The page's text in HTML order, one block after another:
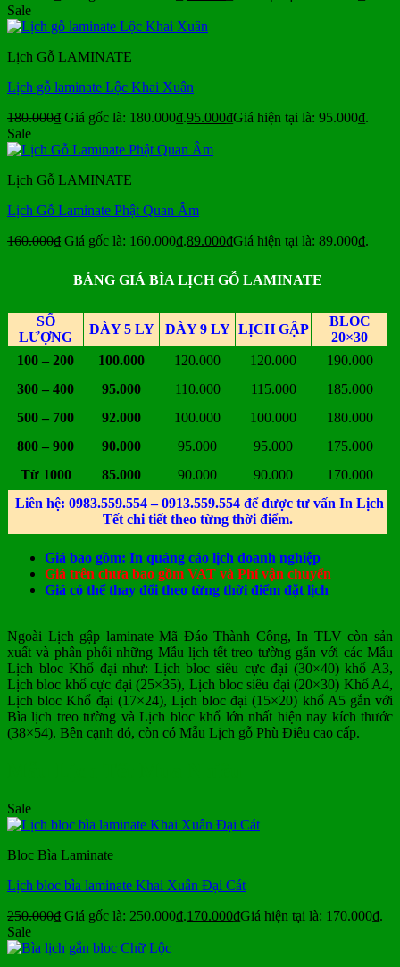
Sale
Lịch Gỗ LAMINATE
Lịch gỗ laminate Lộc Khai Xuân
180.000₫ Giá gốc là: 180.000₫.95.000₫Giá hiện tại là: 95.000₫.
Sale
Lịch Gỗ LAMINATE
Lịch Gỗ Laminate Phật Quan Âm
160.000₫ Giá gốc là: 160.000₫.89.000₫Giá hiện tại là: 89.000₫.
BẢNG GIÁ BÌA LỊCH GỖ LAMINATE
SỐ
LƯỢNG
DÀY 5 LY DÀY 9 LY LỊCH GẬP
BLOC
20×30
100 – 200
100.000 120.000 120.000
190.000
300 – 400
95.000 110.000 115.000
185.000
500 – 700
92.000 100.000 100.000
180.000
800 – 900
90.000 95.000 95.000
175.000
Từ 1000
85.000 90.000 90.000
170.000
Liên hệ: 0983.559.554 – 0913.559.554 để được tư vấn In Lịch
Tết chi tiết theo từng thời điểm.
Giá bao gồm: In quảng cáo lịch doanh nghiệp
Giá trên chưa bao gồm VAT và Phí vận chuyển
Giá có thể thay đổi theo từng thời điểm đặt lịch
Ngoài Lịch gập laminate Mã Đáo Thành Công, In TLV còn sản
xuất và phân phối những Mẫu lịch tết treo tường gắn với các Mẫu
Lịch bloc Khổ đại như: Lịch bloc siêu cực đại (30×40) khổ A3,
Lịch bloc khổ cực đại (25×35), Lịch bloc siêu đại (20×30) Khổ A4,
Lịch bloc Khổ đại (17×24), Lịch bloc đại (15×20) khổ A5 gắn với
Bìa lịch treo tường và Lịch bloc khổ lớn nhất hiện nay kích thước
(38×54). Bên cạnh đó, còn có Mẫu Lịch gỗ Phù Điêu cao cấp.
Sale
Bloc Bìa Laminate
Lịch bloc bìa laminate Khai Xuân Đại Cát
250.000₫ Giá gốc là: 250.000₫.170.000₫Giá hiện tại là: 170.000₫.
Sale